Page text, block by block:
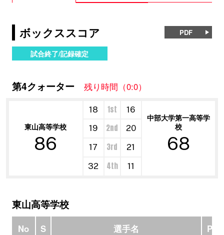
ボックススコア PDF
試合終了/記録確定
第4クォーター 残り時間（0:0）
東山高等学校
86
18 1st 16
中部大学第一高等学
校
68
19 2nd
20
17
3rd
21
32
4th 11
東山高等学校
No S 選手名 PTS